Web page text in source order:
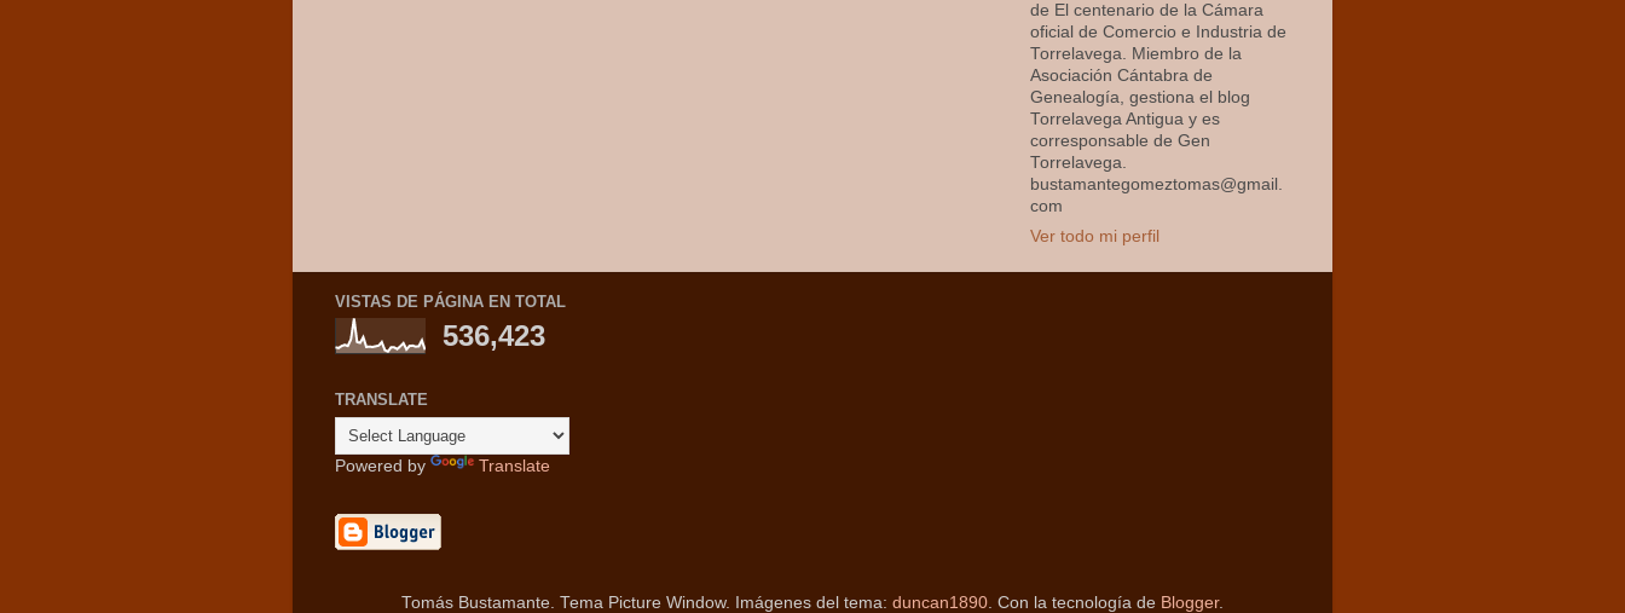
de El centenario de la Cámara
oficial de Comercio e Industria de
Torrelavega. Miembro de la
Asociación Cántabra de
Genealogía, gestiona el blog
Torrelavega Antigua y es
corresponsable de Gen
Torrelavega.
bustamantegomeztomas@gmail.
com
Ver todo mi perfil
VISTAS DE PÁGINA EN TOTAL
536,423
TRANSLATE
Powered by Translate
Tomás Bustamante. Tema Picture Window. Imágenes del tema: duncan1890 . Con la tecnología de Blogger.